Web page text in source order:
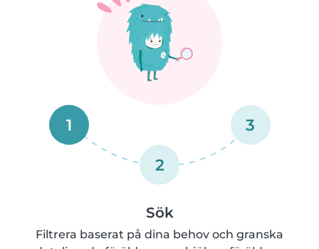
1
2
3
Sök
Filtrera baserat på dina behov och granska